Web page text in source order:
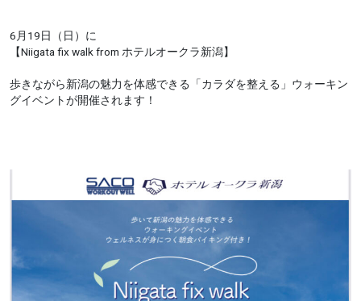
6月19日（日）に
【Niigata fix walk from ホテルオークラ新潟】
歩きながら新潟の魅力を体感できる「カラダを整える」ウォーキン
グイベントが開催されます！